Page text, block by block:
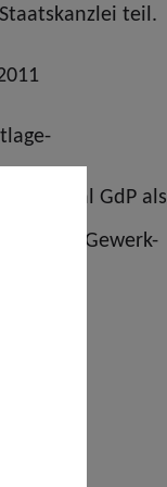
teil.
Sowohl GdP als
Gewerk-
greift.